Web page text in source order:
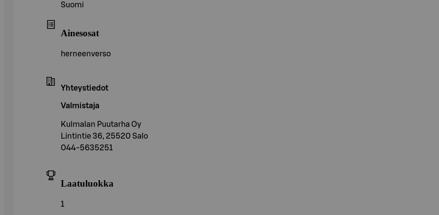
Suomi
Ainesosat
herneenverso
Yhteystiedot
Valmistaja
Kulmalan Puutarha Oy
Lintintie 36, 25520 Salo
044-5635251
Laatuluokka
1